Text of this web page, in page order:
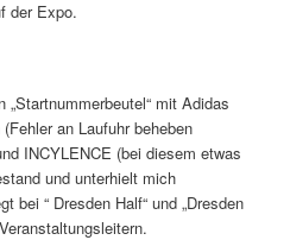
der Expo.
mit Adidas
an Laufuhr beheben
INCYLENCE (bei diesem etwas
und unterhielt mich
bei “ Dresden Half“ und „Dresden